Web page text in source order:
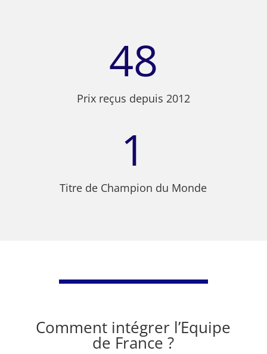
48
Prix reçus depuis 2012
1
Titre de Champion du Monde
Comment intégrer l’Equipe
de France ?